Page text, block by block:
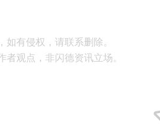
如有侵权，请联系删除。
者观点，非闪德资讯立场。